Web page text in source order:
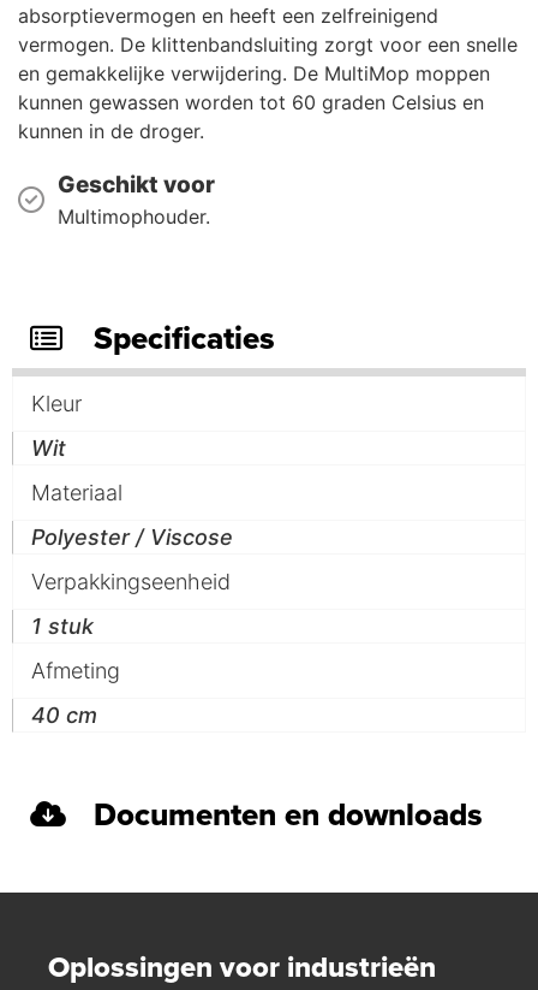
absorptievermogen en heeft een zelfreinigend
vermogen. De klittenbandsluiting zorgt voor een snelle
en gemakkelijke verwijdering. De MultiMop moppen
kunnen gewassen worden tot 60 graden Celsius en
kunnen in de droger.
Geschikt voor
Multimophouder.
Specificaties
Kleur
Wit
Materiaal
Polyester / Viscose
Verpakkingseenheid
1 stuk
Afmeting
40 cm
Documenten en downloads
Oplossingen voor industrieën